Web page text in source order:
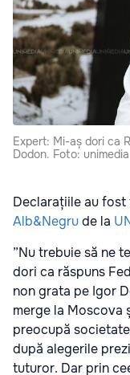
Expert: Mi-aș dori ca
Dodon. Foto: unimedia
Declarațiile au
Alb&Negrude la
”Nu trebuie să ne
dori ca răspuns
non grata pe Igor
merge la Moscova
preocupă
după alegerile
tuturor. Dar prin